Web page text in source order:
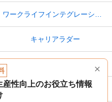
ワークライフインテグレーション
キャリアラダー
若者雇用促進法
産性向上のお役立ち情報